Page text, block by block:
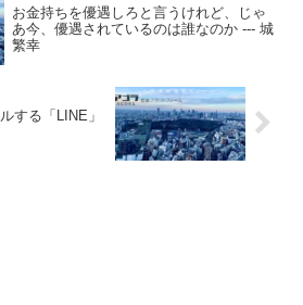
お金持ちを優遇しろと言うけれど、じゃ
あ今、優遇されているのは誰なのか --- 城
繁幸
する「LINE」